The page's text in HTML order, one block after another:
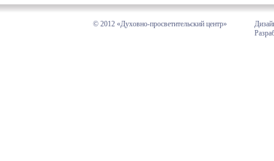
© 2012 «Духовно-просветительский центр»